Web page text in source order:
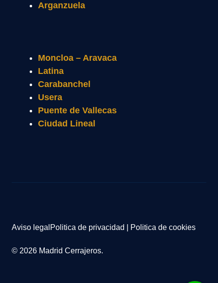
Arganzuela
Moncloa – Aravaca
Latina
Carabanchel
Usera
Puente de Vallecas
Ciudad Lineal
© 2026 Madrid Cerrajeros.
Aviso legal Politica de privacidad Politica de cookies